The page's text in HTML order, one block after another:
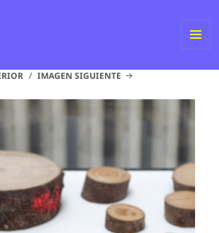
IMAGEN SIGUIENTE